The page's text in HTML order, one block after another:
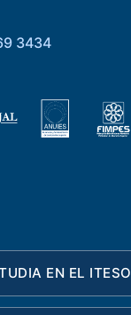
3434
EN EL ITESO